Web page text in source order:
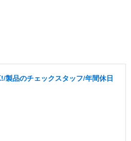
製品のチェックスタッフ/年間休日